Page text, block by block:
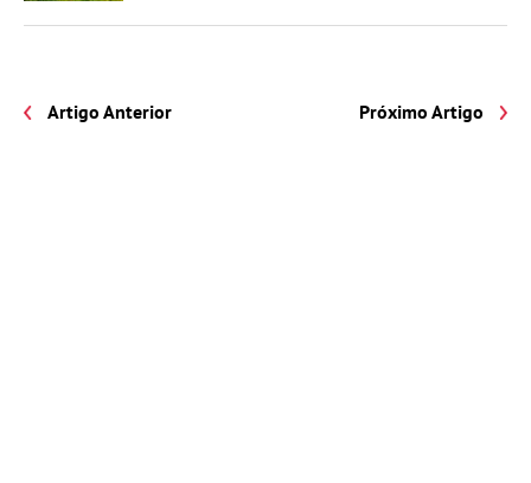
Artigo Anterior Próximo Artigo